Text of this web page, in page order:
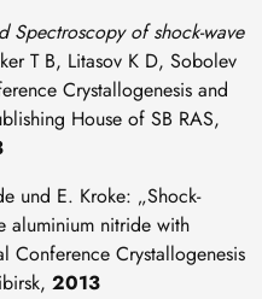
Spectroscopy of shock-wave
T B, Litasov K D, Sobolev
Crystallogenesis and
House of SB RAS,
und E. Kroke: „Shock-
aluminium nitride with
Conference Crystallogenesis
2013